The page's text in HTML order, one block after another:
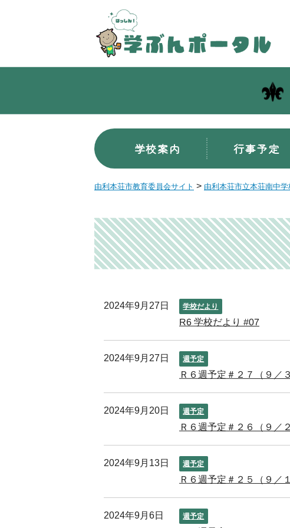
学校案内 行事予定
由利本荘市教育委員会サイト > 由利本荘市立本荘南中学
2024年9月27日 学校だより
R6 学校だより #07
2024年9月27日 週予定
Ｒ６週予定＃２７（９／
2024年9月20日 週予定
Ｒ６週予定＃２６（９／
2024年9月13日 週予定
Ｒ６週予定＃２５（９／
2024年9月6日 週予定